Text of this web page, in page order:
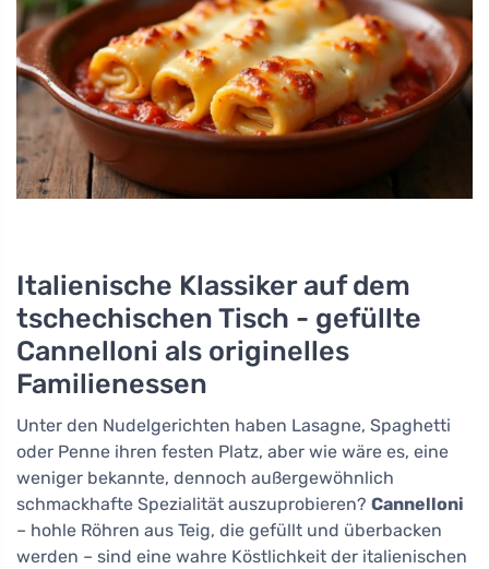
Italienische Klassiker auf dem
tschechischen Tisch - gefüllte
Cannelloni als originelles
Familienessen
Unter den Nudelgerichten haben Lasagne, Spaghetti
oder Penne ihren festen Platz, aber wie wäre es, eine
weniger bekannte, dennoch außergewöhnlich
schmackhafte Spezialität auszuprobieren? Cannelloni
– hohle Röhren aus Teig, die gefüllt und überbacken
werden – sind eine wahre Köstlichkeit der italienischen